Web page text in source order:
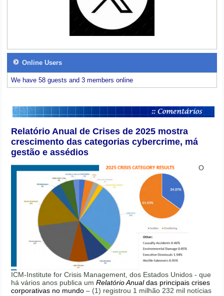
Online Users
We have 58 guests and 3 members online
Relatório Anual de Crises de 2025 mostra
crescimento das categorias cybercrime, má
gestão e assédios
O
ICM-Institute for Crisis Management, dos Estados Unidos - que
há vários anos publica umRelatório Anualdas principais crises
corporativas no mundo – (1) registrou 1 milhão 232 mil notícias